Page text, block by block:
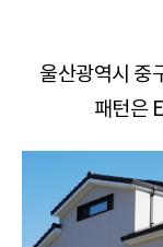
울산광역시 중
패턴은